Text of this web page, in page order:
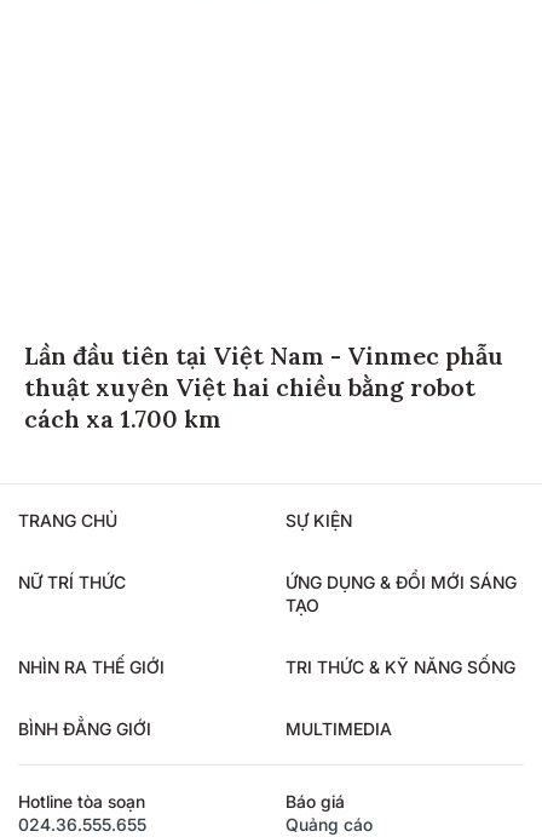
Lần đầu tiên tại Việt Nam - Vinmec phẫu
thuật xuyên Việt hai chiều bằng robot
cách xa 1.700 km
TRANG CHỦ SỰ KIỆN
NỮ TRÍ THỨC
ỨNG DỤNG & ĐỔI MỚI SÁNG
TẠO
NHÌN RA THẾ GIỚI TRI THỨC & KỸ NĂNG SỐNG
BÌNH ĐẲNG GIỚI MULTIMEDIA
Hotline tòa soạn
024.36.555.655
Báo giá
Quảng cáo